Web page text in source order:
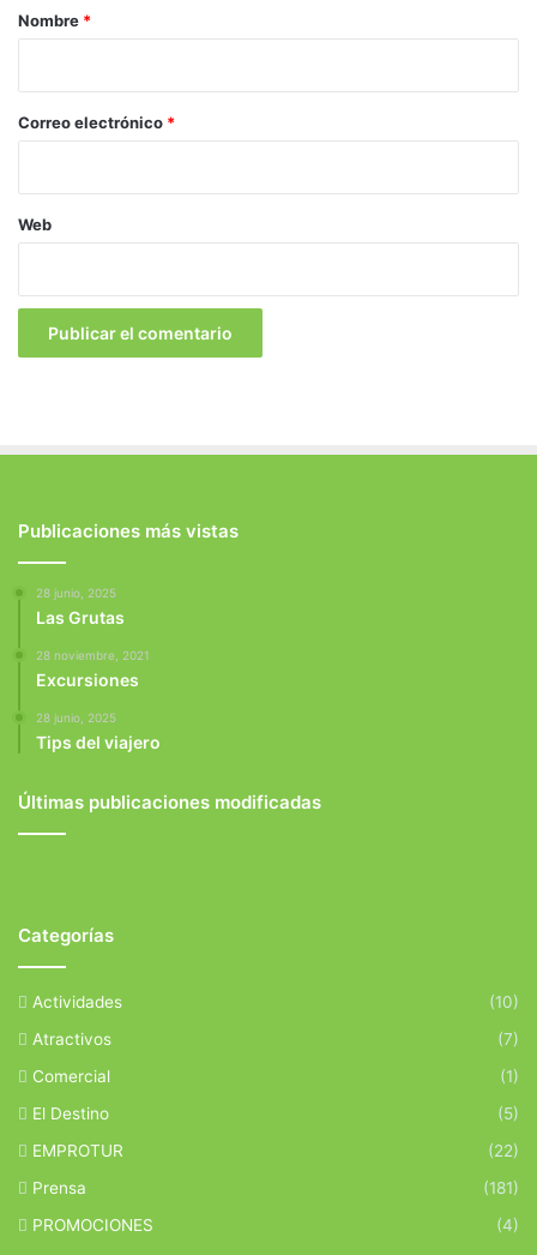
r
*
Nombre *
Correo electrónico *
Web
Publicaciones más vistas
28 junio, 2025
Las Grutas
28 noviembre, 2021
Excursiones
28 junio, 2025
Tips del viajero
Últimas publicaciones modificadas
Categorías
Actividades
(10)
Atractivos
(7)
Comercial
(1)
El Destino
(5)
EMPROTUR
(22)
Prensa
(181)
PROMOCIONES
(4)